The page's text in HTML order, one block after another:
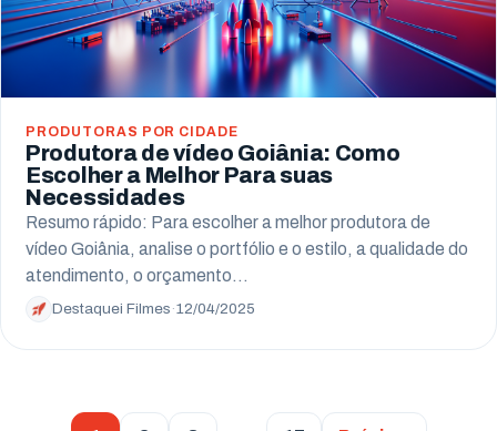
PRODUTORAS POR CIDADE
Produtora de vídeo Goiânia: Como
Escolher a Melhor Para suas
Necessidades
Resumo rápido: Para escolher a melhor produtora de
vídeo Goiânia, analise o portfólio e o estilo, a qualidade do
atendimento, o orçamento…
Destaquei Filmes ·12/04/2025